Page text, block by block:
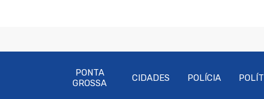
PONTA
GROSSA
CIDADES POLÍCIA